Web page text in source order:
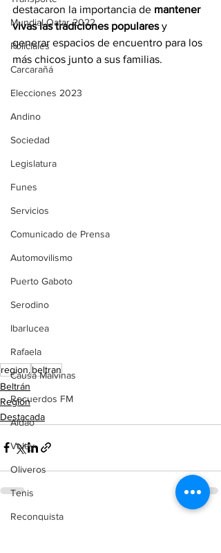
Mundial Qatar 2022
Policiales
Carcarañá
Elecciones 2023
Andino
Sociedad
Legislatura
Funes
Servicios
Comunicado de Prensa
Automovilismo
Puerto Gaboto
Serodino
Ibarlucea
Rafaela
Causa Malvinas
Recuerdos FM
Aldao
Voley
Oliveros
Tenis
Reconquista
destacaron la importancia de mantener
vivas las tradiciones populares y
generar espacios de encuentro para los
más chicos junto a sus familias.
region. beltran
Beltrán
Región
Destacada